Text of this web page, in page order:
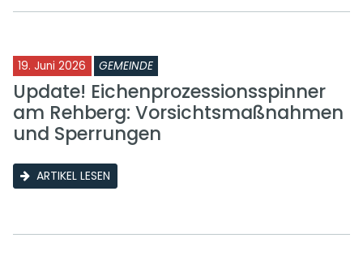
19. Juni 2026 GEMEINDE
Update! Eichenprozessionsspinner
am Rehberg: Vorsichtsmaßnahmen
und Sperrungen
ARTIKEL LESEN